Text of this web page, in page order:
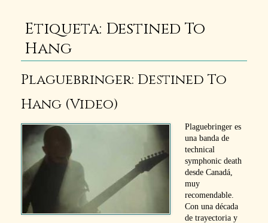
Etiqueta: Destined To
Hang
Plaguebringer: Destined To
Hang (Video)
Plaguebringer es
una banda de
technical
symphonic death
desde Canadá,
muy
recomendable.
Con una década
de trayectoria y